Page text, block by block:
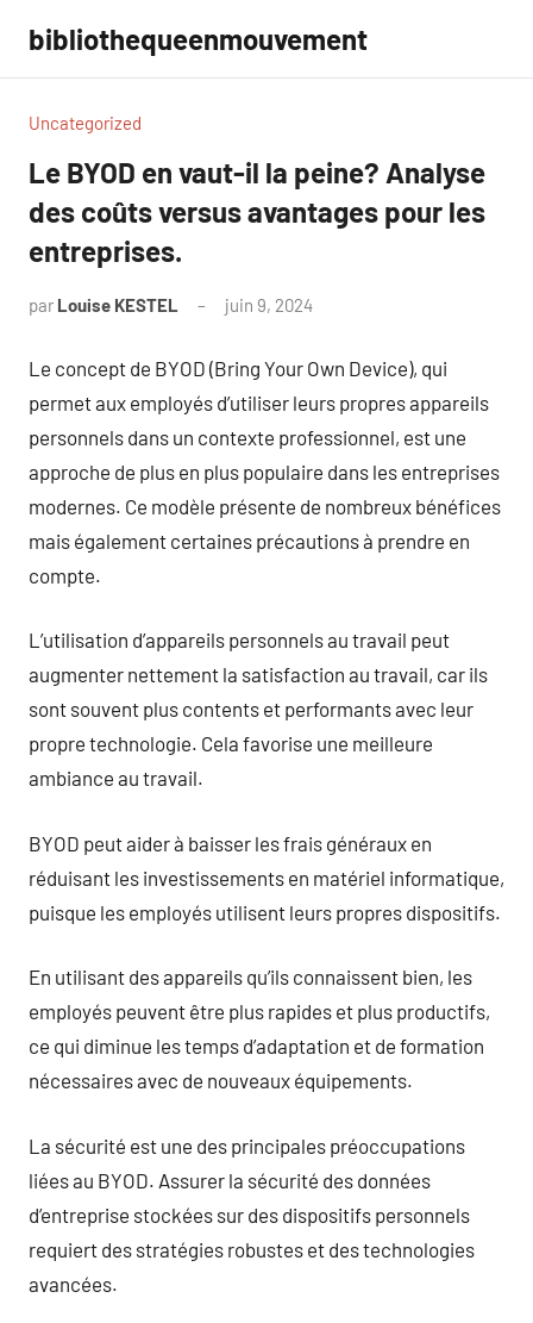
contenu
bibliothequeenmouvement
Uncategorized
Le BYOD en vaut-il la peine? Analyse
des coûts versus avantages pour les
entreprises.
par Louise KESTEL juin 9, 2024
Le concept de BYOD (Bring Your Own Device), qui
permet aux employés d’utiliser leurs propres appareils
personnels dans un contexte professionnel, est une
approche de plus en plus populaire dans les entreprises
modernes. Ce modèle présente de nombreux bénéfices
mais également certaines précautions à prendre en
compte.
L’utilisation d’appareils personnels au travail peut
augmenter nettement la satisfaction au travail, car ils
sont souvent plus contents et performants avec leur
propre technologie. Cela favorise une meilleure
ambiance au travail.
BYOD peut aider à baisser les frais généraux en
réduisant les investissements en matériel informatique,
puisque les employés utilisent leurs propres dispositifs.
En utilisant des appareils qu’ils connaissent bien, les
employés peuvent être plus rapides et plus productifs,
ce qui diminue les temps d’adaptation et de formation
nécessaires avec de nouveaux équipements.
La sécurité est une des principales préoccupations
liées au BYOD. Assurer la sécurité des données
d’entreprise stockées sur des dispositifs personnels
requiert des stratégies robustes et des technologies
avancées.